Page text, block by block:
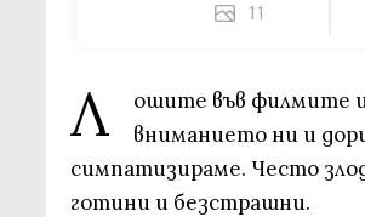
11
Л
ошите във филмите
вниманието ни и
симпатизираме. Често
готини и безстрашни.